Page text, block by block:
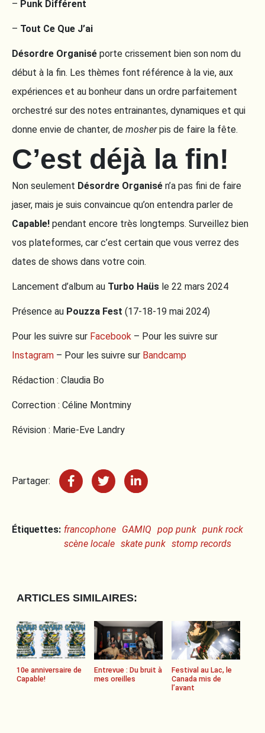
– Punk Différent
– Tout Ce Que J’ai
Désordre Organisé porte crissement bien son nom du
début à la fin. Les thèmes font référence à la vie, aux
expériences et au bonheur dans un ordre parfaitement
orchestré sur des notes entrainantes, dynamiques et qui
donne envie de chanter, de mosherpis de faire la fête.
C’est déjà la fin!
Non seulement Désordre Organisé n’a pas fini de faire
jaser, mais je suis convaincue qu’on entendra parler de
Capable! pendant encore très longtemps. Surveillez bien
vos plateformes, car c’est certain que vous verrez des
dates de shows dans votre coin.
Lancement d’album au Turbo Haüs le 22 mars 2024
Présence au Pouzza Fest (17-18-19 mai 2024)
Pour les suivre sur Facebook – Pour les suivre sur
Instagram – Pour les suivre sur Bandcamp
Rédaction : Claudia Bo
Correction : Céline Montminy
Révision : Marie-Eve Landry
Partager:
Étiquettes: francophone GAMIQ pop punk punk rock
scène locale skate punk stomp records
ARTICLES SIMILAIRES:
10e anniversaire de
Capable!
Entrevue : Du bruit à
mes oreilles
Festival au Lac, le
Canada mis de
l’avant